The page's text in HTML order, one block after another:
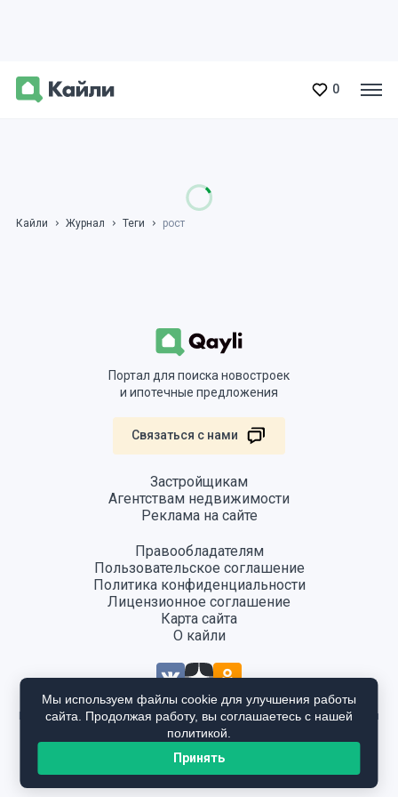
0
Кайли Журнал Теги рост
Портал для поиска новостроек
и ипотечные предложения
Связаться с нами
Застройщикам
Агентствам недвижимости
Реклама на сайте
Правообладателям
Пользовательское соглашение
Политика конфиденциальности
Лицензионное соглашение
Карта сайта
О кайли
Информация, размещенная на сайте, не является публичной офертой
и предоставляется в ознакомительных целях. Для получения
подробной информации общайтесь в отдел продаж застройщика.
Мы используем файлы cookie для улучшения работы
сайта. Продолжая работу, вы соглашаетесь с нашей
политикой.
Принять